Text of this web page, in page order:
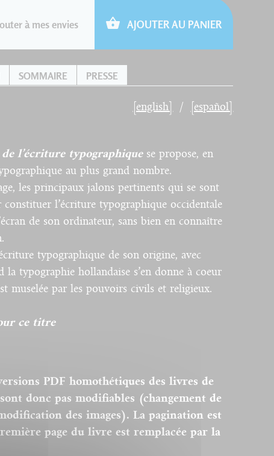
à mes envies AJOUTER AU PANIER
SOMMAIRE PRESSE
[english] [español]
l’écriture typographiquese propose, en
au plus grand nombre.
les principaux jalons pertinents qui se sont
l’écriture typographique occidentale
de son ordinateur, sans bien en connaître
typographique de son origine, avec
la typographie hollandaise s’en donne à coeur
muselée par les pouvoirs civils et religieux.
ce titre
PDF homothétiques des livres de
donc pas modifiables (changement de
des images). La pagination est
page du livre est remplacée par la